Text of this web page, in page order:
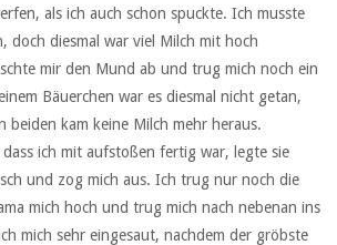
als ich auch schon spuckte. Ich musste
doch diesmal war viel Milch mit hoch
mir den Mund ab und trug mich noch ein
Bäuerchen war es diesmal nicht getan,
beiden kam keine Milch mehr heraus.
dass ich mit aufstoßen fertig war, legte sie
und zog mich aus. Ich trug nur noch die
mich hoch und trug mich nach nebenan ins
mich sehr eingesaut, nachdem der gröbste